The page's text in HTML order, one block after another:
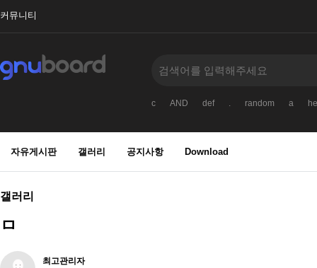
커뮤니티
c AND def . random a
자유게시판 갤러리 공지사항 Download
갤러리
ㅁ
최고관리자